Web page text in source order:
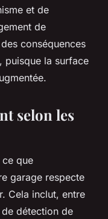
et de
de
conséquences
puisque la surface
selon les
que
garage respecte
Cela inclut, entre
de détection de